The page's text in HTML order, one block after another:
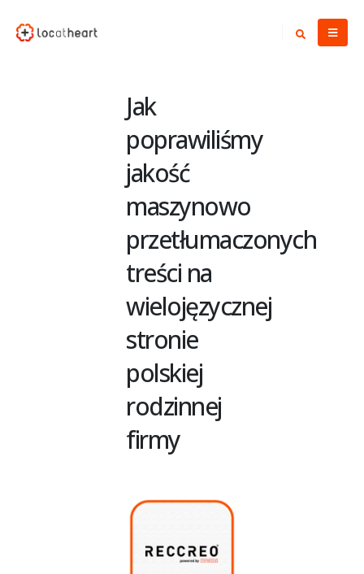
Jak
poprawiliśmy
jakość
maszynowo
przetłumaczonych
treści na
wielojęzycznej
stronie
polskiej
rodzinnej
firmy